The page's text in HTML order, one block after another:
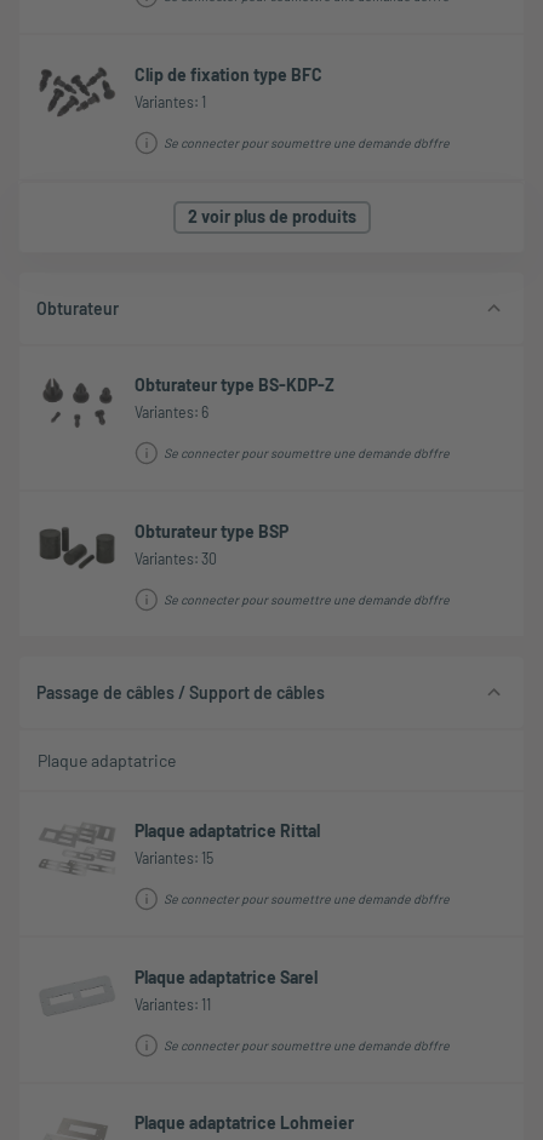
Clip de fixation type BFC
Variantes: 1
Se connecter pour soumettre une demande d'offre
2 voir plus de produits
Obturateur
Obturateur type BS-KDP-Z
Variantes: 6
Se connecter pour soumettre une demande d'offre
Obturateur type BSP
Variantes: 30
Se connecter pour soumettre une demande d'offre
Passage de câbles / Support de câbles
Plaque adaptatrice
Plaque adaptatrice Rittal
Variantes: 15
Se connecter pour soumettre une demande d'offre
Plaque adaptatrice Sarel
Variantes: 11
Se connecter pour soumettre une demande d'offre
Plaque adaptatrice Lohmeier